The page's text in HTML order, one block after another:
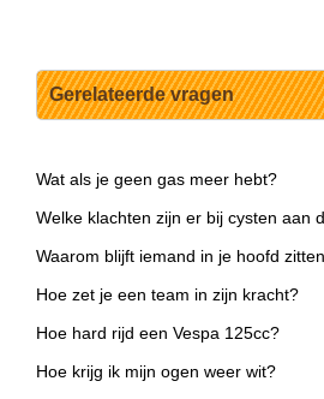
Gerelateerde vragen
Wat als je geen gas meer hebt?
Welke klachten zijn er bij cysten aan
Waarom blijft iemand in je hoofd
Hoe zet je een team in zijn kracht?
Hoe hard rijd een Vespa 125cc?
Hoe krijg ik mijn ogen weer wit?